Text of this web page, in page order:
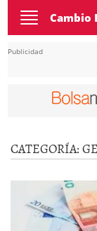
Toggle
navigation
Cambio
Publicidad
CATEGORÍA: